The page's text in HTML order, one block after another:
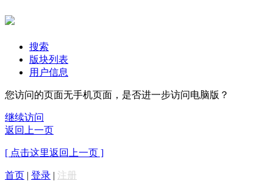
搜索
版块列表
用户信息
您访问的页面无手机页面，是否进一步访问电脑版？
继续访问
返回上一页
[ 点击这里返回上一页 ]
首页 | 登录 | 注册